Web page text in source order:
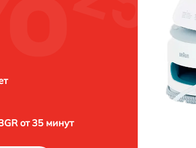
от 35 минут